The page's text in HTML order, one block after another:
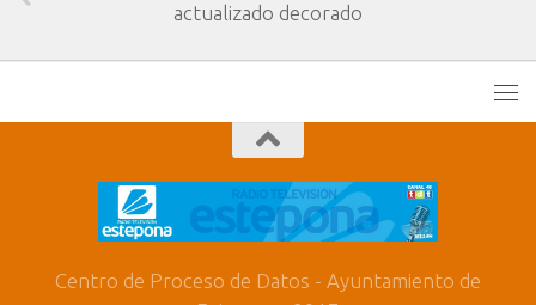
actualizado decorado
Centro de Proceso de Datos - Ayuntamiento de